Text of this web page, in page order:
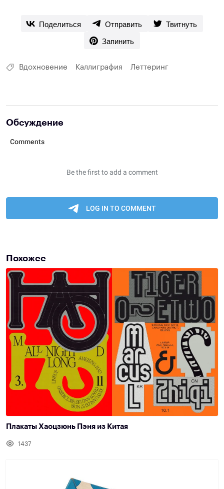
Поделиться Отправить
Твитнуть
Запинить
Вдохновение Каллиграфия Леттеринг
Обсуждение
Похожее
Плакаты Хаоцзюнь Пэня из Китая
1437